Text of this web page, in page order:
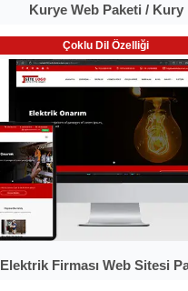
Kurye Web Paketi / Kury
Çoklu Dil Özelliği
Elektrik Firması Web Sitesi